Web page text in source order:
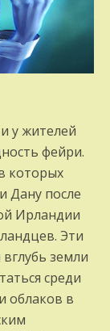
у жителей
фейри.
которых
Дану после
Ирландии
Эти
земли
среди
облаков в